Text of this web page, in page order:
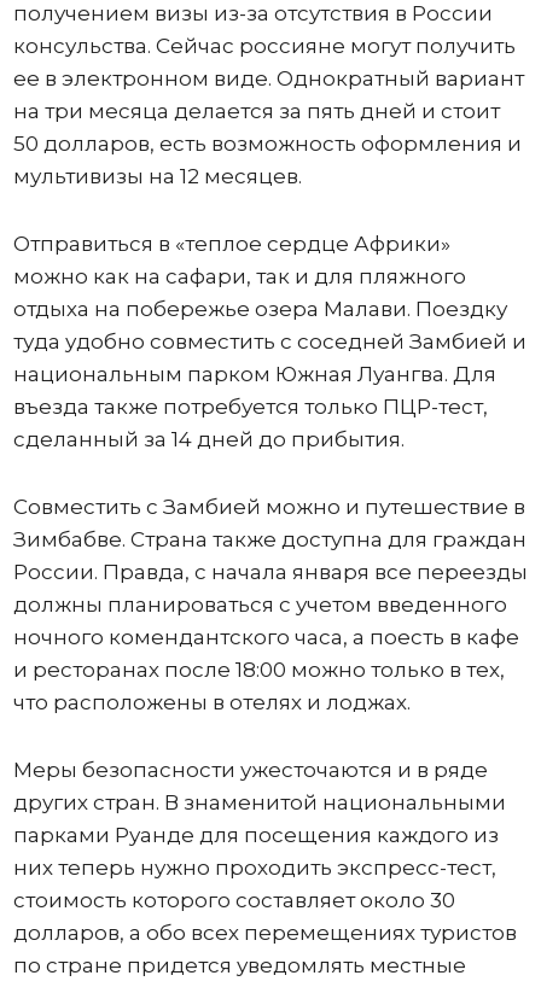
получением визы из-за отсутствия в России
консульства. Сейчас россияне могут получить
ее в электронном виде. Однократный вариант
на три месяца делается за пять дней и стоит
50 долларов, есть возможность оформления и
мультивизы на 12 месяцев.
Отправиться в «теплое сердце Африки»
можно как на сафари, так и для пляжного
отдыха на побережье озера Малави. Поездку
туда удобно совместить с соседней Замбией и
национальным парком Южная Луангва. Для
въезда также потребуется только ПЦР-тест,
сделанный за 14 дней до прибытия.
Совместить с Замбией можно и путешествие в
Зимбабве. Страна также доступна для граждан
России. Правда, с начала января все переезды
должны планироваться с учетом введенного
ночного комендантского часа, а поесть в кафе
и ресторанах после 18:00 можно только в тех,
что расположены в отелях и лоджах.
Меры безопасности ужесточаются и в ряде
других стран. В знаменитой национальными
парками Руанде для посещения каждого из
них теперь нужно проходить экспресс-тест,
стоимость которого составляет около 30
долларов, а обо всех перемещениях туристов
по стране придется уведомлять местные